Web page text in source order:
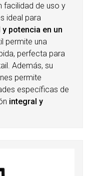
facilidad de uso y
ideal para
potencia en un
permite una
perfecta para
Además, su
permite
específicas de
integral y